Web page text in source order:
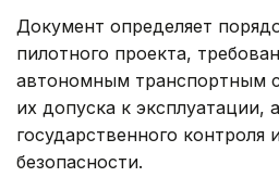
Документ определяет
пилотного проекта,
автономным транспортным
их допуска к эксплуатации,
государственного контроля
безопасности.